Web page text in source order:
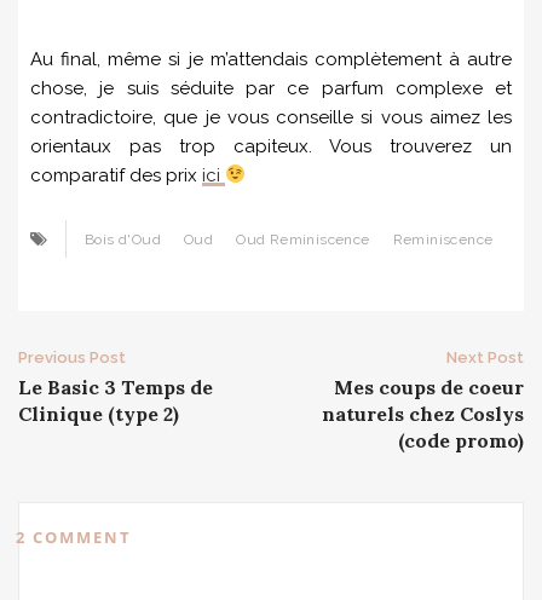
Au final, même si je m’attendais complètement à autre
chose, je suis séduite par ce parfum complexe et
contradictoire, que je vous conseille si vous aimez les
orientaux pas trop capiteux. Vous trouverez un
comparatif des prix ici
Bois d'Oud Oud Oud Reminiscence Reminiscence
Post
navigation
Previous Post
Le Basic 3 Temps de
Clinique (type 2)
Next Post
Mes coups de coeur
naturels chez Coslys
(code promo)
2 COMMENT